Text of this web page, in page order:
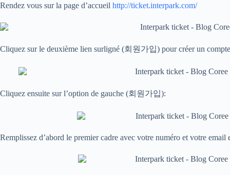
Rendez vous sur la page d’accueil http://ticket.interpark.com/
Cliquez sur le deuxième lien surligné (회원가입) pour créer un
Cliquez ensuite sur l’option de gauche (회원가입):
Remplissez d’abord le premier cadre avec votre numéro et votre